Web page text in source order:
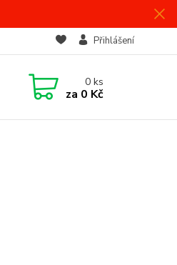
Přihlášení
0ks
za 0 Kč